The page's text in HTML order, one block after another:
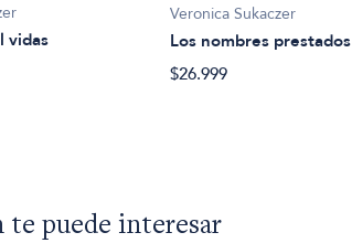
vidas
Veronica Sukaczer
Los nombres prestados
$26.999
te puede interesar